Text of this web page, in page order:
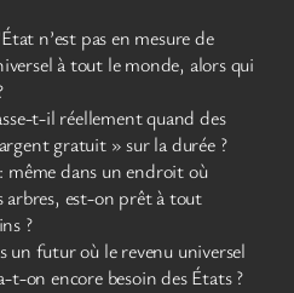
n’est pas en mesure de
à tout le monde, alors qui
t-il réellement quand des
gratuit » sur la durée ?
même dans un endroit où
arbres, est-on prêt à tout
?
un futur où le revenu universel
t-on encore besoin des États ?